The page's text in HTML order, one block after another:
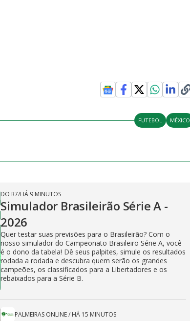
FUTEBOL MÉXICO
DO R7/HÁ 9 MINUTOS
Simulador Brasileirão Série A -
2026
Quer testar suas previsões para o Brasileirão? Com o
nosso simulador do Campeonato Brasileiro Série A, você
é o dono da tabela! Dê seus palpites, simule os resultados
rodada a rodada e descubra quem serão os grandes
campeões, os classificados para a Libertadores e os
rebaixados para a Série B.
PALMEIRAS ONLINE/ HÁ 15 MINUTOS